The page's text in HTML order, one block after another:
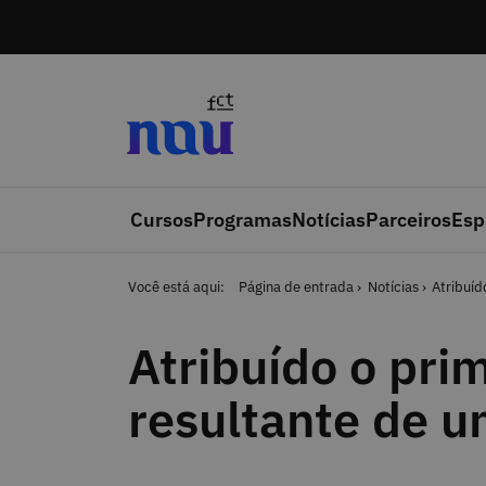
CursosProgramasNotíciasParceiros
Você está aqui: Página de entrada Notícias
Atribuído o
resultante de